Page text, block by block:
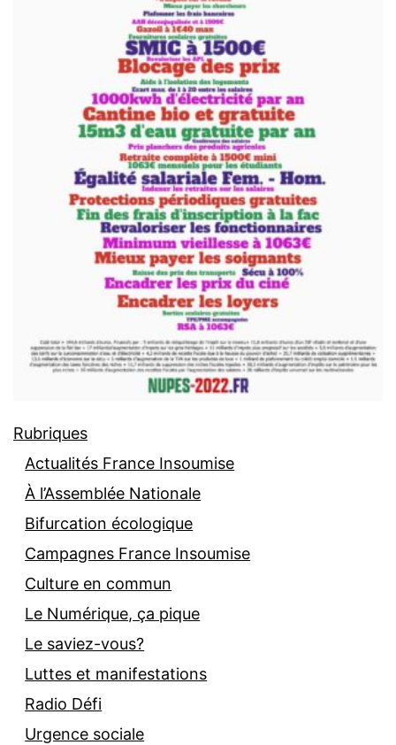
Rubriques
Actualités France Insoumise
À l’Assemblée Nationale
Bifurcation écologique
Campagnes France Insoumise
Culture en commun
Le Numérique, ça pique
Le saviez-vous?
Luttes et manifestations
Radio Défi
Urgence sociale